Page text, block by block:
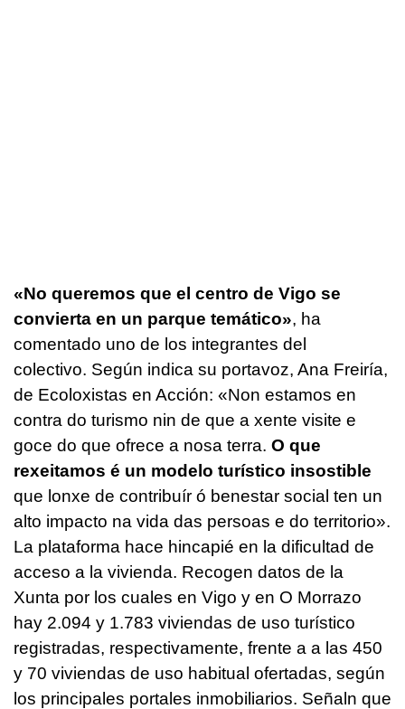
«No queremos que el centro de Vigo se
convierta en un parque temático», ha
comentado uno de los integrantes del
colectivo. Según indica su portavoz, Ana Freiría,
de Ecoloxistas en Acción: «Non estamos en
contra do turismo nin de que a xente visite e
goce do que ofrece a nosa terra. O que
rexeitamos é un modelo turístico insostible
que lonxe de contribuír ó benestar social ten un
alto impacto na vida das persoas e do territorio».
La plataforma hace hincapié en la dificultad de
acceso a la vivienda. Recogen datos de la
Xunta por los cuales en Vigo y en O Morrazo
hay 2.094 y 1.783 viviendas de uso turístico
registradas, respectivamente, frente a a las 450
y 70 viviendas de uso habitual ofertadas, según
los principales portales inmobiliarios. Señaln que